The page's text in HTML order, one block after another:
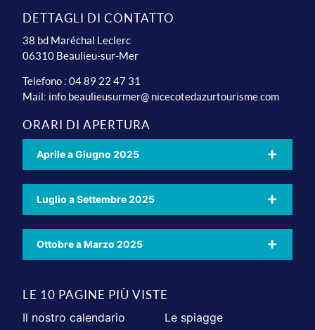
DETTAGLI DI CONTATTO
38 bd Maréchal Leclerc
06310 Beaulieu-sur-Mer
Telefono : 04 89 22 47 31
Mail: info.beaulieusurmer@ nicecotedazurtourisme.com
ORARI DI APERTURA
Aprile a Giugno 2025
Luglio a Settembre 2025
Ottobre a Marzo 2025
LE 10 PAGINE PIÙ VISTE
Il nostro calendario
Le spiagge